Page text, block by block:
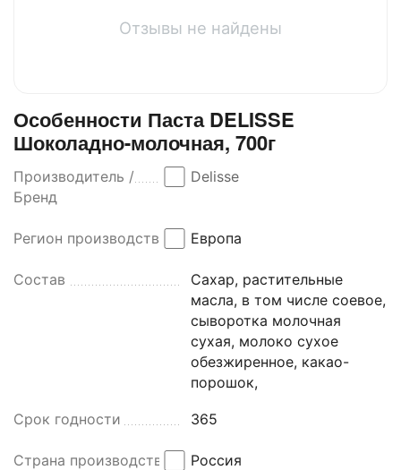
Отзывы не найдены
Особенности Паста DELISSE
Шоколадно-молочная, 700г
Производитель /
Бренд
Delisse
Регион производства Европа
Состав
Сахар, растительные
масла, в том числе соевое,
сыворотка молочная
сухая, молоко сухое
обезжиренное, какао-
порошок,
Срок годности 365
Страна производства Россия